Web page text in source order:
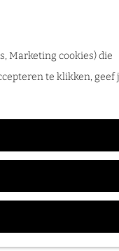
Marketing cookies) die
te klikken, geef
voor een heerlijke